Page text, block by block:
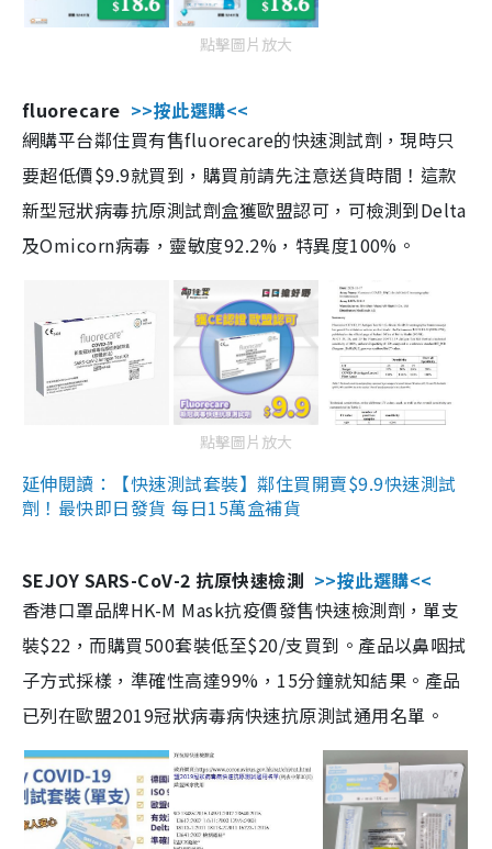
點擊圖片放大
fluorecare >>按此選購<<
網購平台鄰住買有售fluorecare的快速測試劑，現時只
要超低價$9.9就買到，購買前請先注意送貨時間！這款
新型冠狀病毒抗原測試劑盒獲歐盟認可，可檢測到Delta
及Omicorn病毒，靈敏度92.2%，特異度100%。
點擊圖片放大
延伸閱讀：【快速測試套裝】鄰住買開賣$9.9快速測試
劑！最快即日發貨 每日15萬盒補貨
SEJOY SARS-CoV-2 抗原快速檢測 >>按此選購<<
香港口罩品牌HK-M Mask抗疫價發售快速檢測劑，單支
裝$22，而購買500套裝低至$20/支買到。產品以鼻咽拭
子方式採樣，準確性高達99%，15分鐘就知結果。產品
已列在歐盟2019冠狀病毒病快速抗原測試通用名單。